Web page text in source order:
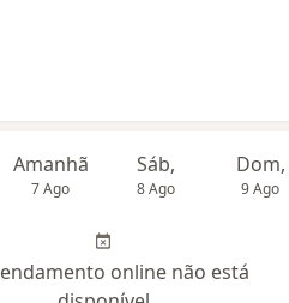
Amanhã
7 Ago
Sáb,
8 Ago
Dom,
9 Ago
online não está